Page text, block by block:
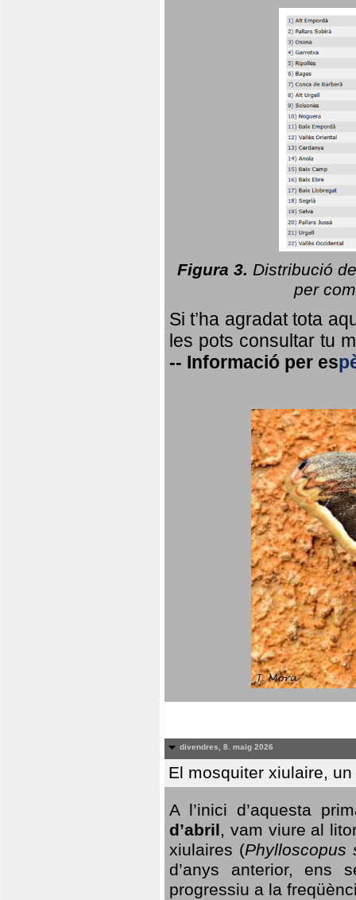
Figura 3. Distribució
per
Si t’ha agradat tota
les pots consultar tu
-- Informació per es
divendres, 8. maig 2026
El mosquiter xiulaire,
A l’inici d’aquesta
d’abril, vam viure al
xiulaires (Phylloscopus
d’anys anterior, ens
progressiu a la